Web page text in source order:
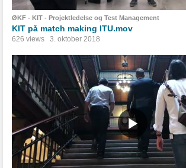
ØKF - KIT - Projektledelse og Test Management
KIT på match making ITU.mov
626 views 3. oktober 2018